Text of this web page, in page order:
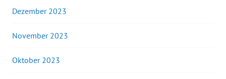
Dezember 2023
November 2023
Oktober 2023